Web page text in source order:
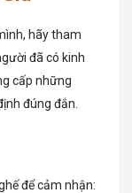
hãy tham
đã có kinh
cấp những
đúng đắn.
để cảm nhận: